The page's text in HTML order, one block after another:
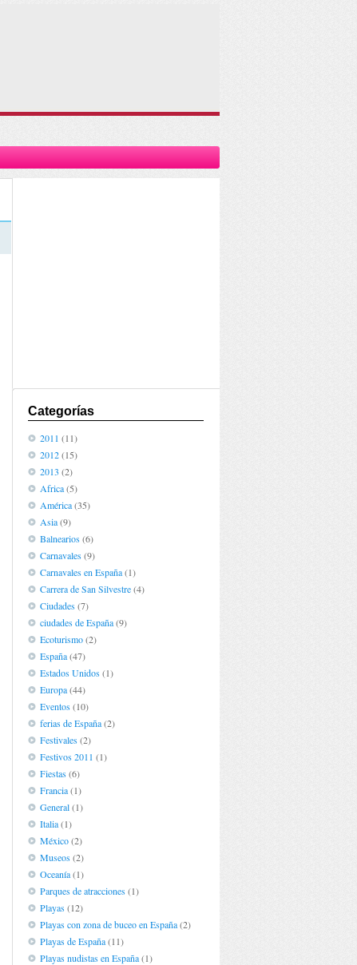
Categorías
2011 (11)
2012(15)
2013 (2)
Africa(5)
América(35)
Asia(9)
Balnearios(6)
Carnavales(9)
Carnavales en España(1)
Carrera de San Silvestre(4)
Ciudades(7)
ciudades de España(9)
Ecoturismo(2)
España(47)
Estados Unidos(1)
Europa(44)
Eventos(10)
ferias de España(2)
Festivales(2)
Festivos 2011 (1)
Fiestas(6)
Francia(1)
General(1)
Italia(1)
México(2)
Museos(2)
Oceanía(1)
Parques de atracciones(1)
Playas(12)
Playas con zona de buceo en España(2)
Playas de España(11)
Playas nudistas en España(1)